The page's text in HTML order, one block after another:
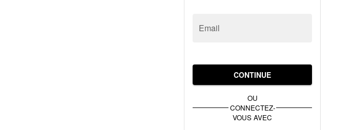
Email
CONTINUE
OU
CONNECTEZ-
VOUS AVEC